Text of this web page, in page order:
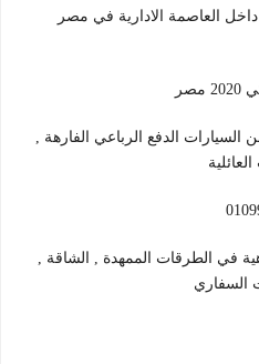
العاصمة الادارية في مصر
السيارات الدفع الرباعي الفارهة ,
في الطرقات الممهدة , الشاقة ,
السفاري